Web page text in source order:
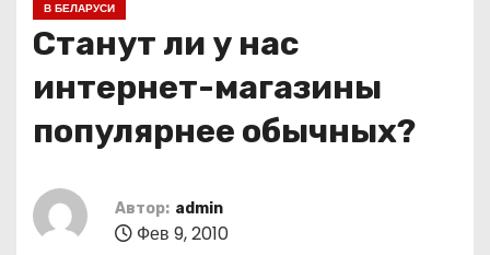
В БЕЛАРУСИ
Станут ли у нас
интернет-магазины
популярнее обычных?
Автор: admin
Фев 9, 2010